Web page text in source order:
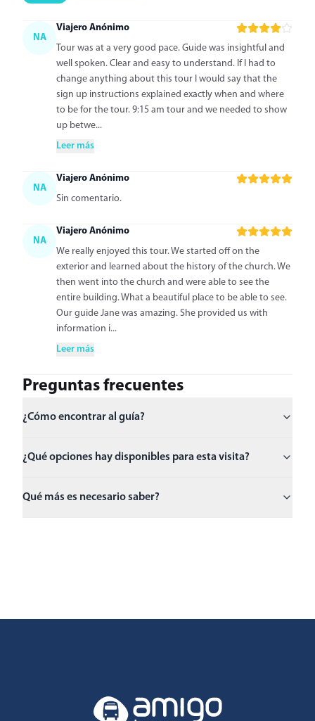
NA
Viajero Anónimo
Tour was at a very good pace. Guide was insightful and
well spoken. Clear and easy to understand. If I had to
change anything about this tour I would say that the
sign up instructions explained exactly when and where
to be for the tour. 9:15 am tour and we needed to show
up betwe...
Leer más
NA
Viajero Anónimo
Sin comentario.
NA
Viajero Anónimo
We really enjoyed this tour. We started off on the
exterior and learned about the history of the church. We
then went into the church and were able to see the
entire building. What a beautiful place to be able to see.
Our guide Jane was amazing. She provided us with
information i...
Leer más
Preguntas frecuentes
¿Cómo encontrar al guía?
¿Qué opciones hay disponibles para esta visita?
Qué más es necesario saber?